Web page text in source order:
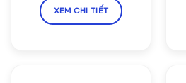
XEM CHI TIẾT